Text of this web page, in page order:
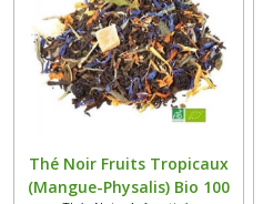
Thé Noir Fruits Tropicaux
(Mangue-Physalis) Bio 100